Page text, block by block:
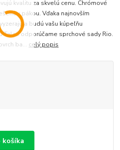
kvalitu za skvelú cenu. Chrómové
pákou. Vďaka najnovším
a budú vašu kúpeľňu
Talas odporúčame sprchové sady Rio.
ba... celý popis
košíka